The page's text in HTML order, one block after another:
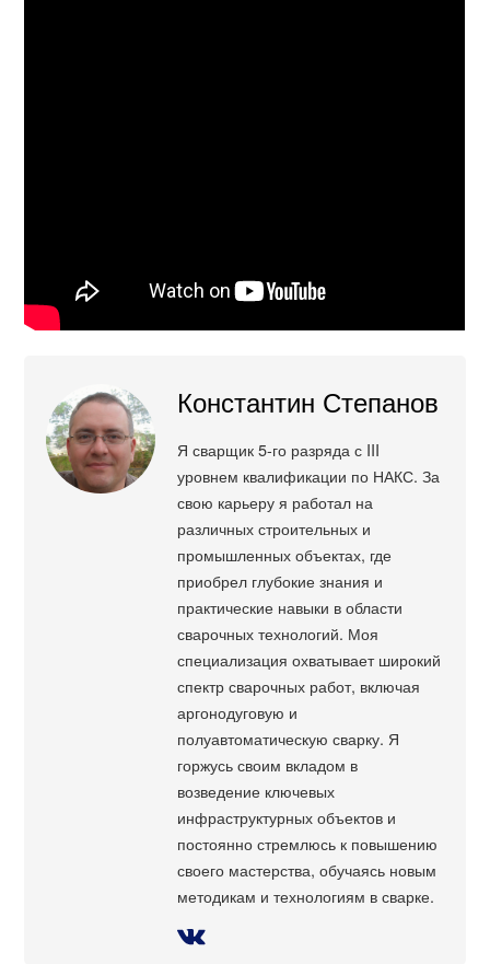
Константин Степанов
Я сварщик 5-го разряда с III
уровнем квалификации по НАКС. За
свою карьеру я работал на
различных строительных и
промышленных объектах, где
приобрел глубокие знания и
практические навыки в области
сварочных технологий. Моя
специализация охватывает широкий
спектр сварочных работ, включая
аргонодуговую и
полуавтоматическую сварку. Я
горжусь своим вкладом в
возведение ключевых
инфраструктурных объектов и
постоянно стремлюсь к повышению
своего мастерства, обучаясь новым
методикам и технологиям в сварке.